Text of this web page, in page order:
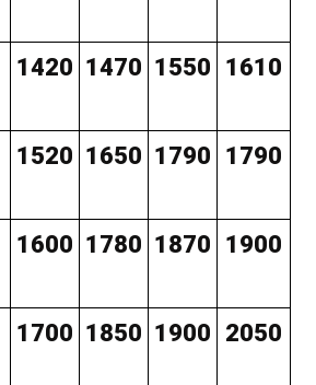
1420 1470 1550 1610
1520 1650 1790 1790
1600 1780 1870 1900
1700 1850 1900 2050